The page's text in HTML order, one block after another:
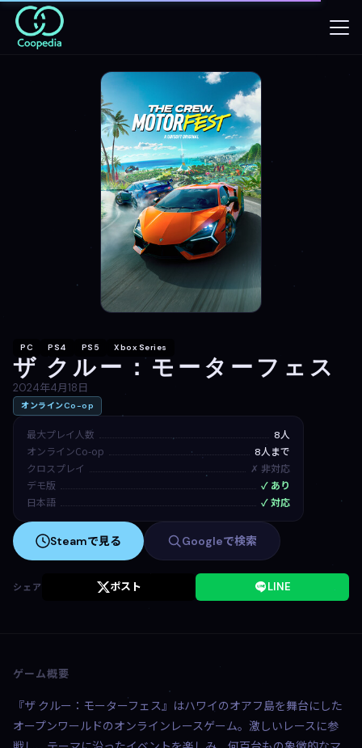
PC PS4 PS5 Xbox Series
ザ クルー：モーターフェス
2024年4月18日
オンラインCo-op
最大プレイ人数 8人
オンラインCo-op 8人まで
クロスプレイ ✗ 非対応
デモ版 ✓ あり
日本語 ✓ 対応
Steamで見る Googleで検索
シェア ポスト LINE
ゲーム概要
『ザ クルー：モーターフェス』はハワイのオアフ島を舞台にした
オープンワールドのオンラインレースゲーム。激しいレースに参